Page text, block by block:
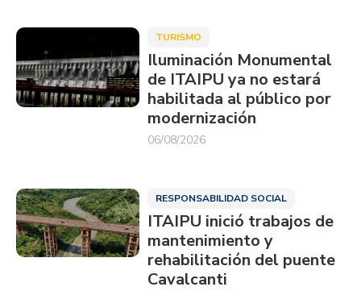
TURISMO
Iluminación Monumental
de ITAIPU ya no estará
habilitada al público por
modernización
06/08/2026
RESPONSABILIDAD SOCIAL
ITAIPU inició trabajos de
mantenimiento y
rehabilitación del puente
Cavalcanti